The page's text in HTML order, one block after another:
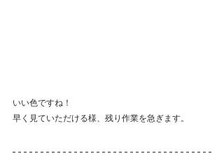
いい色ですね！
早く見ていただける様、残り作業を急ぎます。